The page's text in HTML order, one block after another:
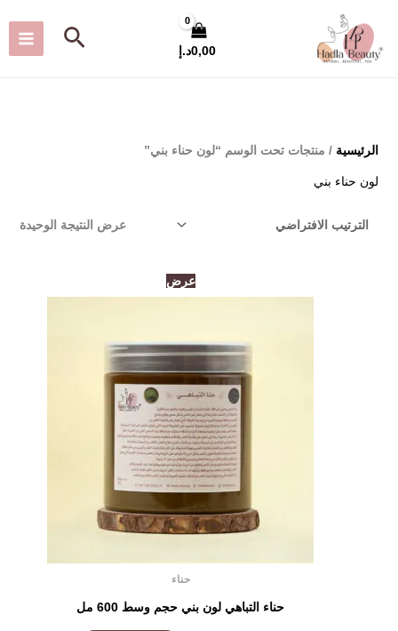
إلى 0,00د.إ
البحث
الرئيسية / منتجات تحت الوسم “لون حناء بني”
لون حناء بني
عرض النتيجة الوحيدة
عرض
حناء
حناء التباهي لون بني حجم وسط 600 مل
هو:
السعر
الحالي
هو: